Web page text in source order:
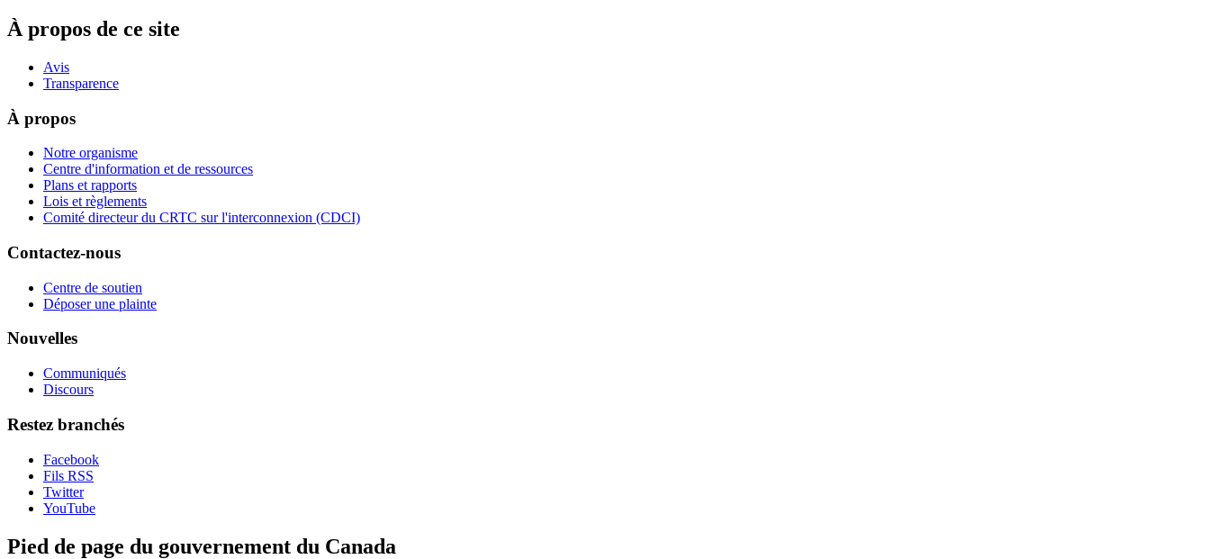
À propos de ce site
Avis
Transparence
À propos
Notre organisme
Centre d'information et de ressources
Plans et rapports
Lois et règlements
Comité directeur du CRTC sur l'interconnexion (CDCI)
Contactez-nous
Centre de soutien
Déposer une plainte
Nouvelles
Communiqués
Discours
Restez branchés
Facebook
Fils RSS
Twitter
YouTube
Pied de page du gouvernement du Canada